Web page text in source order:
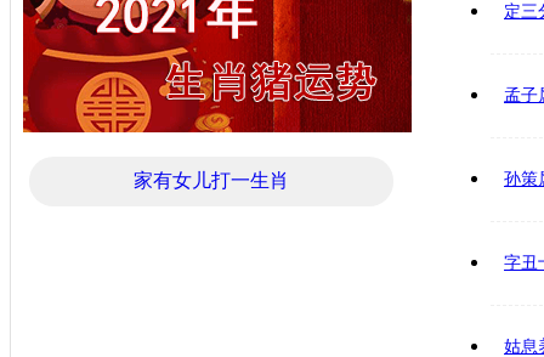
家有女儿打一生肖
定三
孟子
孙策
字丑
姑息